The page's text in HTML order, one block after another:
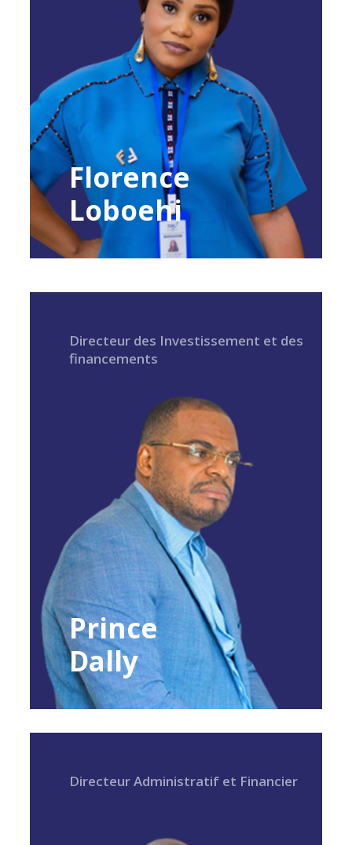
Florence
Loboehi
Directeur des Investissement et des
financements
Prince
Dally
Directeur Administratif et Financier